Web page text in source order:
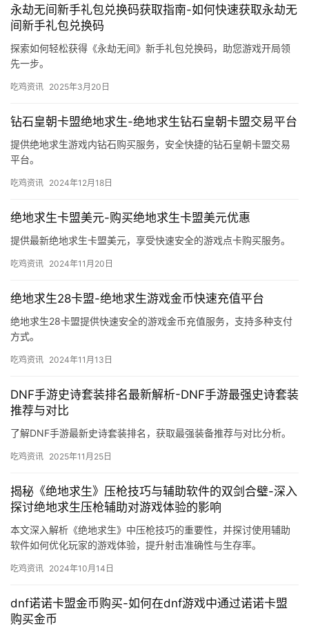
永劫无间新手礼包兑换码获取指南-如何快速获取永劫无
间新手礼包兑换码
探索如何轻松获得《永劫无间》新手礼包兑换码，助您游戏开局领
先一步。
吃鸡资讯 2025年3月20日
钻石皇朝卡盟绝地求生-绝地求生钻石皇朝卡盟交易平台
提供绝地求生游戏内钻石购买服务，安全快捷的钻石皇朝卡盟交易
平台。
吃鸡资讯 2024年12月18日
绝地求生卡盟美元-购买绝地求生卡盟美元优惠
提供最新绝地求生卡盟美元，享受快速安全的游戏点卡购买服务。
吃鸡资讯 2024年11月20日
绝地求生28卡盟-绝地求生游戏金币快速充值平台
绝地求生28卡盟提供快速安全的游戏金币充值服务，支持多种支付
方式。
吃鸡资讯 2024年11月13日
DNF手游史诗套装排名最新解析-DNF手游最强史诗套装
推荐与对比
了解DNF手游最新史诗套装排名，获取最强装备推荐与对比分析。
吃鸡资讯 2025年11月25日
揭秘《绝地求生》压枪技巧与辅助软件的双剑合璧-深入
探讨绝地求生压枪辅助对游戏体验的影响
本文深入解析《绝地求生》中压枪技巧的重要性，并探讨使用辅助
软件如何优化玩家的游戏体验，提升射击准确性与生存率。
吃鸡资讯 2024年10月14日
dnf诺诺卡盟金币购买-如何在dnf游戏中通过诺诺卡盟
购买金币